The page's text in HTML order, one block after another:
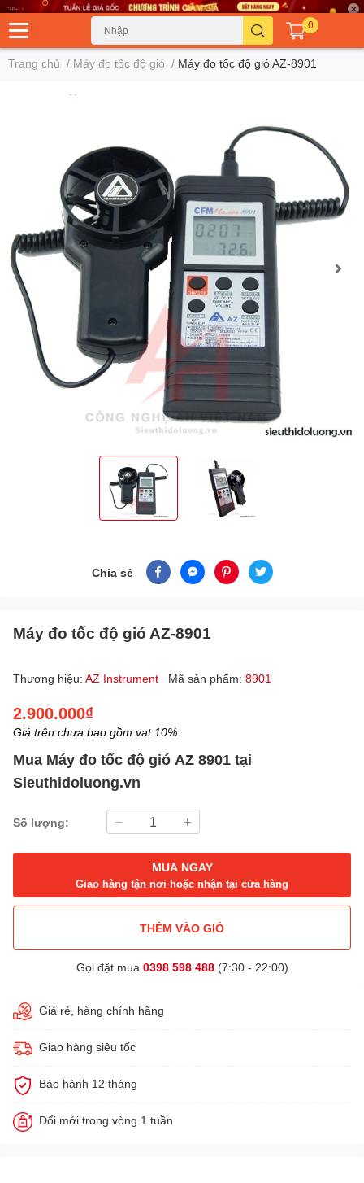
0
Trang chủ / Máy đo tốc độ gió / Máy đo tốc độ gió AZ-8901
Chia sẻ
Máy đo tốc độ gió AZ-8901
Thương hiệu: AZ Instrument Mã sản phẩm: 8901
2.900.000₫
Giá trên chưa bao gồm vat 10%
Mua Máy đo tốc độ gió AZ 8901 tại
Sieuthidoluong.vn
Số lượng:
MUA NGAY
Giao hàng tận nơi hoặc nhận tại cửa hàng
THÊM VÀO GIỎ
Gọi đặt mua 0398 598 488(7:30 - 22:00)
Giá rẻ, hàng chính hãng
Giao hàng siêu tốc
Bảo hành 12 tháng
Đổi mới trong vòng 1 tuần